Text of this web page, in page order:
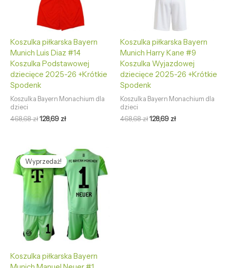
Koszulka piłkarska Bayern
Munich Luis Diaz #14
Koszulka Podstawowej
dziecięce 2025-26 +Krótkie
Spodenk
Koszulka Bayern Monachium dla
dzieci
468,68zł128,69 zł
Koszulka piłkarska Bayern
Munich Harry Kane #9
Koszulka Wyjazdowej
dziecięce 2025-26 +Krótkie
Spodenk
Koszulka Bayern Monachium dla
dzieci
468,68zł128,69 zł
Wyprzedaż!
Wyprzedaż!
Koszulka piłkarska Bayern
Pierwotna
cena
wynosiła:
468,68 zł.
Aktualna
cena
wynosi:
128,69 zł.